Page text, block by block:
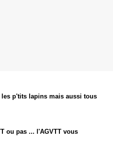
p'tits lapins mais aussi tous
ou pas ... l'AGVTT vous